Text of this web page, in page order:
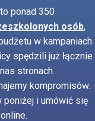
ponad 350
osób,
w kampaniach
spędzili już łącznie
stronach
kompromisów.
poniżej i umówić się